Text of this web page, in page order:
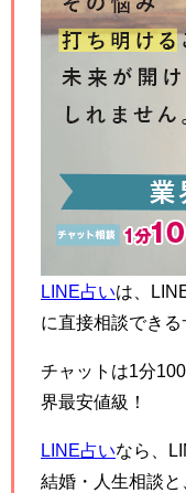
LINE占いは、
に直接相談できる
チャットは1分
界最安値級！
LINE占いなら、
結婚・人生相談